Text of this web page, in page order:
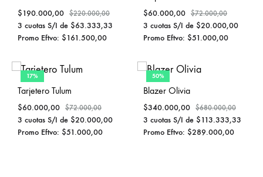
$190.000,00 $220.000,00
3 cuotas S/I de $63.333,33
Promo Eftvo: $161.500,00
$60.000,00 $72.000,00
3 cuotas S/I de $20.000,00
Promo Eftvo: $51.000,00
17%
Tarjetero Tulum
$60.000,00 $72.000,00
3 cuotas S/I de $20.000,00
Promo Eftvo: $51.000,00
50%
Blazer Olivia
$340.000,00 $680.000,00
3 cuotas S/I de $113.333,33
Promo Eftvo: $289.000,00